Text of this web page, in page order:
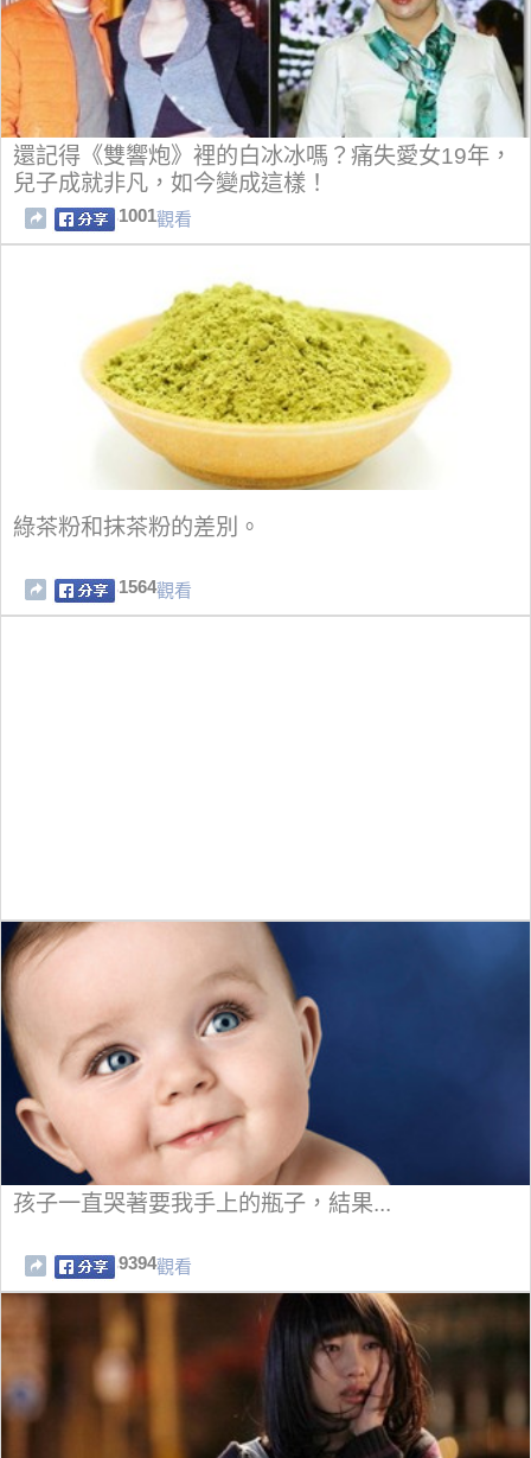
還記得《雙響炮》裡的白冰冰嗎？痛失愛女19年，
兒子成就非凡，如今變成這樣！
1001觀看
綠茶粉和抹茶粉的差別。
1564觀看
孩子一直哭著要我手上的瓶子，結果...
9394觀看